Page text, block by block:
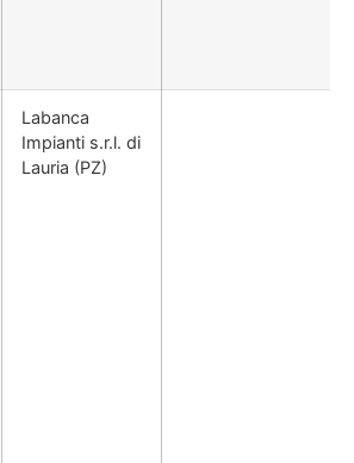
Labanca
Impianti s.r.l. di
Lauria (PZ)